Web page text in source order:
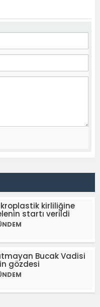
kirliliğine
startı verildi
Bucak Vadisi
gözdesi